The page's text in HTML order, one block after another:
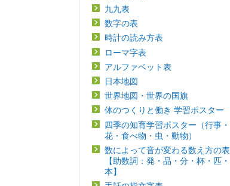
九九表
数字の表
時計の読み方表
ローマ字表
アルファベット表
日本地図
世界地図・世界の国旗
体のつくりと働き 学習ポスター
四季の知育学習ポスター（行事・
花・食べ物・虫・動物）
数によって音が変わる数え方の表
【助数詞：発・品・分・杯・匹・
本】